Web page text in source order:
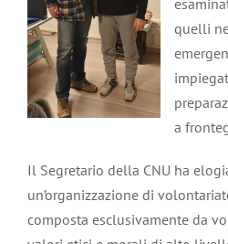
quelli
a
Il Segretario della CNU ha
un’organizzazione di
composta esclusivamente da